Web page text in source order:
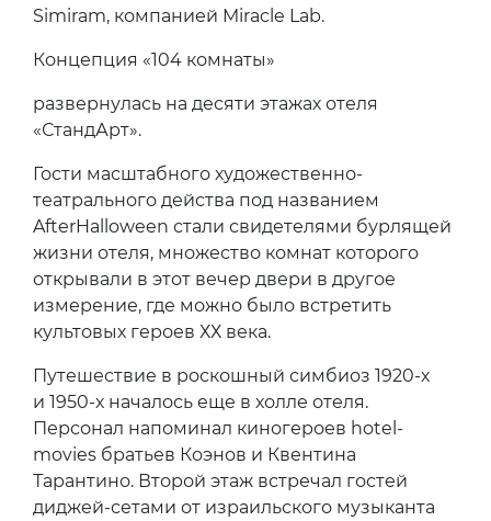
Simiram, компанией Miracle Lab.
Концепция «104 комнаты»
развернулась на десяти этажах отеля
«СтандАрт».
Гости масштабного художественно-
театрального действа под названием
AfterHalloween стали свидетелями бурлящей
жизни отеля, множество комнат которого
открывали в этот вечер двери в другое
измерение, где можно было встретить
культовых героев ХХ века.
Путешествие в роскошный симбиоз 1920-х
и 1950-х началось еще в холле отеля.
Персонал напоминал киногероев hotel-
movies братьев Коэнов и Квентина
Тарантино. Второй этаж встречал гостей
диджей-сетами от израильского музыканта